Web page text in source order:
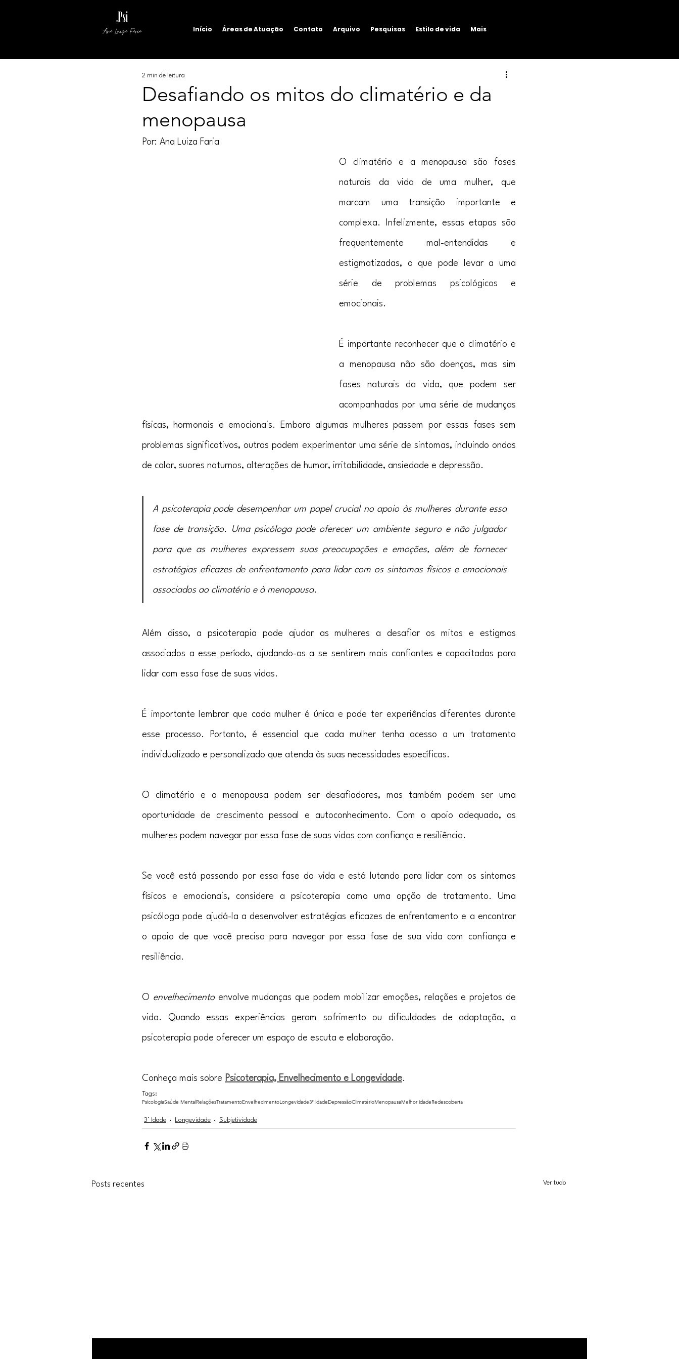
Ana Luiza Faria Início Áreas de Atuação Contato Arquivo Pesquisas Estilo de vida Mais
Desafiando os mitos do climatério e da
menopausa
2 min de leitura
Por: Ana Luiza Faria
O climatério e a menopausa são fases
naturais da vida de uma mulher, que
marcam uma transição importante e
complexa. Infelizmente, essas etapas são
frequentemente mal-entendidas e
estigmatizadas, o que pode levar a uma
série de problemas psicológicos e
emocionais.
É importante reconhecer que o climatério e
a menopausa não são doenças, mas sim
fases naturais da vida, que podem ser
acompanhadas por uma série de mudanças
físicas, hormonais e emocionais. Embora algumas mulheres passem por essas fases sem
problemas significativos, outras podem experimentar uma série de sintomas, incluindo ondas
de calor, suores noturnos, alterações de humor, irritabilidade, ansiedade e depressão.
A psicoterapia pode desempenhar um papel crucial no apoio às mulheres durante essa
fase de transição. Uma psicóloga pode oferecer um ambiente seguro e não julgador
para que as mulheres expressem suas preocupações e emoções, além de fornecer
estratégias eficazes de enfrentamento para lidar com os sintomas físicos e emocionais
associados ao climatério e à menopausa.
Além disso, a psicoterapia pode ajudar as mulheres a desafiar os mitos e estigmas
associados a esse período, ajudando-as a se sentirem mais confiantes e capacitadas para
lidar com essa fase de suas vidas.
É importante lembrar que cada mulher é única e pode ter experiências diferentes durante
esse processo. Portanto, é essencial que cada mulher tenha acesso a um tratamento
individualizado e personalizado que atenda às suas necessidades específicas.
O climatério e a menopausa podem ser desafiadores, mas também podem ser uma
oportunidade de crescimento pessoal e autoconhecimento. Com o apoio adequado, as
mulheres podem navegar por essa fase de suas vidas com confiança e resiliência.
Se você está passando por essa fase da vida e está lutando para lidar com os sintomas
físicos e emocionais, considere a psicoterapia como uma opção de tratamento. Uma
psicóloga pode ajudá-la a desenvolver estratégias eficazes de enfrentamento e a encontrar
o apoio de que você precisa para navegar por essa fase de sua vida com confiança e
resiliência.
O envelhecimento envolve mudanças que podem mobilizar emoções, relações e projetos de
vida. Quando essas experiências geram sofrimento ou dificuldades de adaptação, a
psicoterapia pode oferecer um espaço de escuta e elaboração.
Conheça mais sobre Psicoterapia, Envelhecimento e Longevidade.
Tags:
PsicologiaSaúde MentalRelaçõesTratamentoEnvelhecimentoLongevidade3° idadeDepressãoClimatérioMenopausaMelhor idadeRedescoberta
3° Idade Longevidade Subjetividade
Posts recentes Ver tudo